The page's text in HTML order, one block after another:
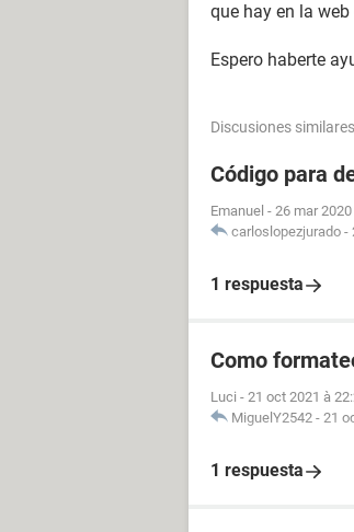
que hay en la
Espero haberte
Discusiones similares
Código para
Emanuel - 26 mar
carloslopezjurado -
1 respuesta
Como
Luci - 21 oct 2021 à
MiguelY2542 - 21
1 respuesta